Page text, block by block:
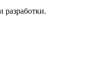
разработки.